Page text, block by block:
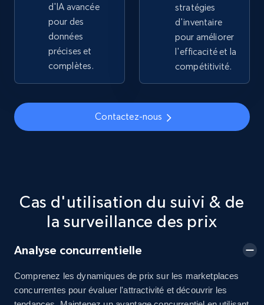
TikTok Shop - discover records by shop url
URL, Title, Available, Description, Currency, Initial
price, Final price, Discount percent, and more.
URL, Product id, Title, Seller name, Seller rating,
Seller reviews, Breadcrumbs, Root category, and
d'IA avancée
pour des
données
précises et
complètes.
stratégies
d'inventaire
pour améliorer
l'efficacité et la
compétitivité.
Contactez-nous
Cas d'utilisation du suivi & de
la surveillance des prix
Analyse concurrentielle
Comprenez les dynamiques de prix sur les marketplaces
concurrentes pour évaluer l'attractivité et découvrir les